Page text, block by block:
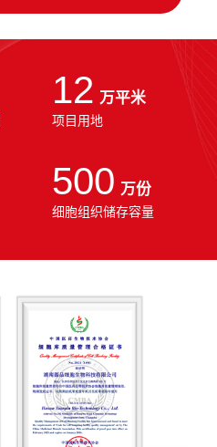
12 万平米
项目用地
500 万份
细胞组织储存容量